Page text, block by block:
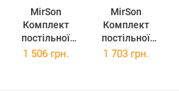
MirSon
Комплект
постільної
білизни
MirSon
Комплект
постільної
білизни
1 506 грн. 1 703 грн.